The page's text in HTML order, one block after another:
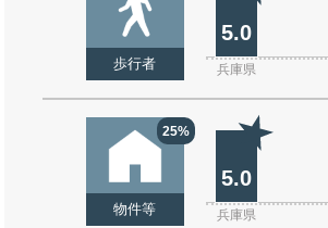
歩行者
5.0
兵庫県
25%
物件等
5.0
兵庫県